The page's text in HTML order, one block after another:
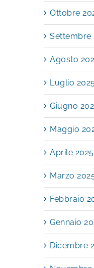
Ottobre
Settembre
Agosto
Luglio
Giugno
Maggio
Aprile 2025
Marzo
Febbraio
Gennaio
Dicembre